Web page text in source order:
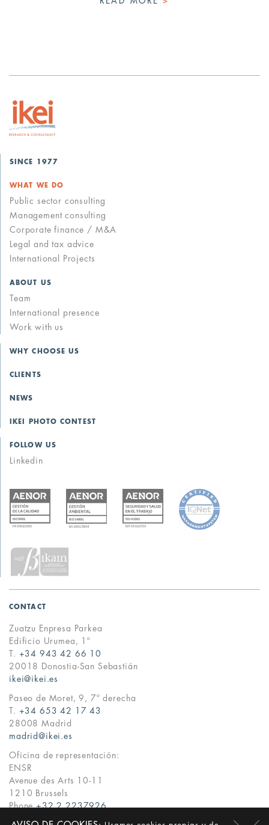
SINCE 1977
WHAT WE DO
Public sector consulting
Management consulting
Corporate finance / M&A
Legal and tax advice
International Projects
ABOUT US
Team
International presence
Work with us
WHY CHOOSE US
CLIENTS
NEWS
IKEI PHOTO CONTEST
FOLLOW US
Linkedin
CONTACT
Zuatzu Enpresa Parkea
Edificio Urumea, 1º
T. +34 943 42 66 10
20018 Donostia-San Sebastián
ikei@ikei.es
Paseo de Moret, 9, 7º derecha
T. +34 653 42 17 43
28008 Madrid
madrid@ikei.es
Oficina de representación:
ENSR
Avenue des Arts 10-11
1210 Brussels
Phone+32 2 2237926